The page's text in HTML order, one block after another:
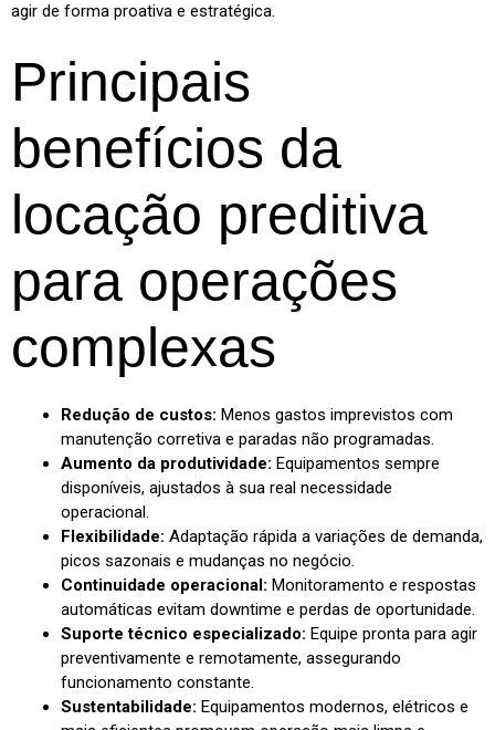
agir de forma proativa e estratégica.
Principais
benefícios da
locação preditiva
para operações
complexas
Redução de custos: Menos gastos imprevistos com
manutenção corretiva e paradas não programadas.
Aumento da produtividade: Equipamentos sempre
disponíveis, ajustados à sua real necessidade
operacional.
Flexibilidade: Adaptação rápida a variações de demanda,
picos sazonais e mudanças no negócio.
Continuidade operacional: Monitoramento e respostas
automáticas evitam downtime e perdas de oportunidade.
Suporte técnico especializado: Equipe pronta para agir
preventivamente e remotamente, assegurando
funcionamento constante.
Sustentabilidade: Equipamentos modernos, elétricos e